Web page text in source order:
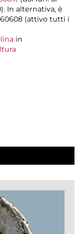
In alternativa, è
(attivo tutti i
in